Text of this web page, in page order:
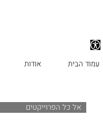
אל כל הפרוייקטים
עמוד הבית אודות